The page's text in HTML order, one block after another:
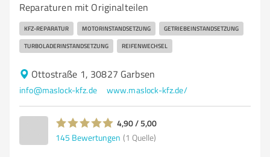
Reparaturen mit Originalteilen
KFZ-REPARATUR MOTORINSTANDSETZUNG GETRIEBEINSTANDSETZUNG
TURBOLADERINSTANDSETZUNG REIFENWECHSEL
Ottostraße 1, 30827 Garbsen
info@maslock-kfz.de www.maslock-kfz.de/
4,90 / 5,00
145 Bewertungen (1 Quelle)